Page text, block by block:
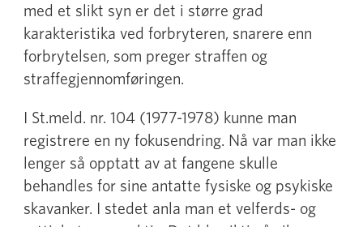
med et slikt syn er det i større grad
karakteristika ved forbryteren, snarere enn
forbrytelsen, som preger straffen og
straffegjennomføringen.
I St.meld. nr. 104 (1977-1978) kunne man
registrere en ny fokusendring. Nå var man ikke
lenger så opptatt av at fangene skulle
behandles for sine antatte fysiske og psykiske
skavanker. I stedet anla man et velferds- og